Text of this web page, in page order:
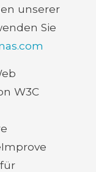
unserer
Sie
W3C